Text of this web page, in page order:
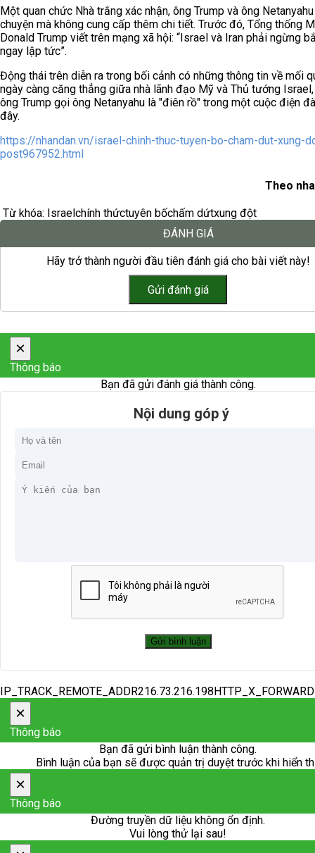
Một quan chức Nhà trắng xác nhận, ông Trump và ông
chuyện mà không cung cấp thêm chi tiết. Trước đó, Tổng thống
Donald Trump viết trên mạng xã hội: “Israel và Iran phải ngừng
ngay lập tức”.
Động thái trên diễn ra trong bối cảnh có những thông tin về mối
ngày càng căng thẳng giữa nhà lãnh đạo Mỹ và Thủ tướng
ông Trump gọi ông Netanyahu là "điên rồ" trong một cuộc điện
đây.
https://nhandan.vn/israel-chinh-thuc-tuyen-bo-cham-dut-xung-
post967952.html
Theo
Từ khóa: Israelchính thứctuyên bốchấm dứtxung đột
ĐÁNH GIÁ
Hãy trở thành người đầu tiên đánh giá cho bài viết này!
×
Thông báo
Bạn đã gửi đánh giá thành công.
Nội dung góp ý
×
Thông báo
Bạn đã gửi bình luận thành công.
Bình luận của bạn sẽ được quản trị duyệt trước khi hiển
×
Thông báo
Đường truyền dữ liệu không ổn định.
Vui lòng thử lại sau!